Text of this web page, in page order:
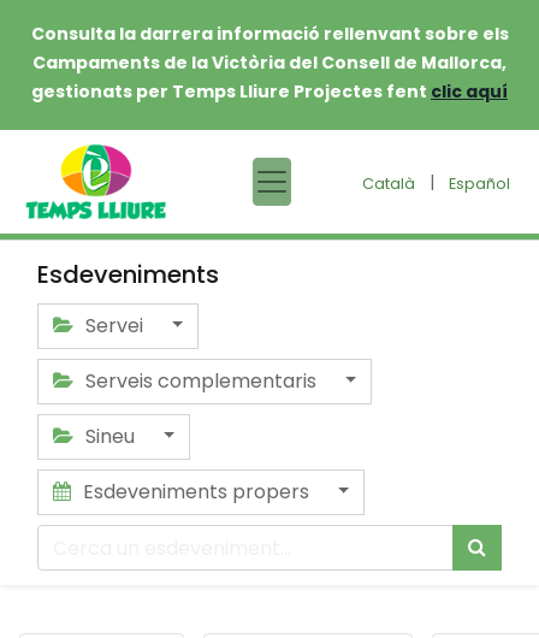
Consulta la darrera informació rellenvant sobre els
Campaments de la Victòria del Consell de Mallorca,
gestionats per Temps Lliure Projectes fent clic aquí
Català | Español
Esdeveniments
Servei
Serveis complementaris
Sineu
Esdeveniments propers